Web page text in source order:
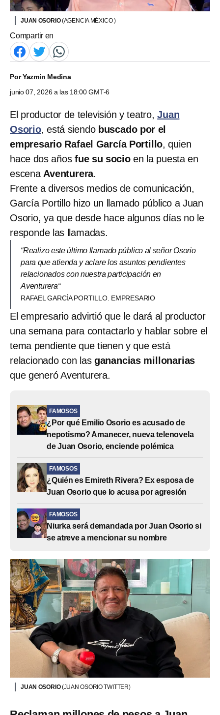
JUAN OSORIO(AGENCIA MÉXICO )
Compartir en
PorYazmín Medina
junio 07, 2026 a las 18:00 GMT-6
El productor de televisión y teatro,Juan
Osorio, está siendo buscado por el
empresario Rafael García Portillo, quien
hace dos añosfue su socioen la puesta en
escena Aventurera.
Frente a diversos medios de comunicación,
García Portillo hizo un llamado público a Juan
Osorio, ya que desde hace algunos días no le
responde las llamadas.
“Realizo este último llamado público al señor Osorio
para que atienda y aclare los asuntos pendientes
relacionados con nuestra participación en
Aventurera“
RAFAEL GARCÍA PORTILLO. EMPRESARIO
El empresario advirtió que le dará al productor
una semana para contactarlo y hablar sobre el
tema pendiente que tienen y que está
relacionado con lasganancias millonarias
que generó Aventurera.
FAMOSOS
¿Por qué Emilio Osorio es acusado de
nepotismo? Amanecer, nueva telenovela
de Juan Osorio, enciende polémica
FAMOSOS
¿Quién es Emireth Rivera? Ex esposa de
Juan Osorio que lo acusa por agresión
FAMOSOS
Niurka será demandada por Juan Osorio si
se atreve a mencionar su nombre
JUAN OSORIO(JUAN OSORIO TWITTER)